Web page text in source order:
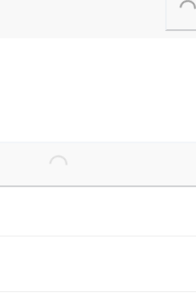
Loading...
Loading...